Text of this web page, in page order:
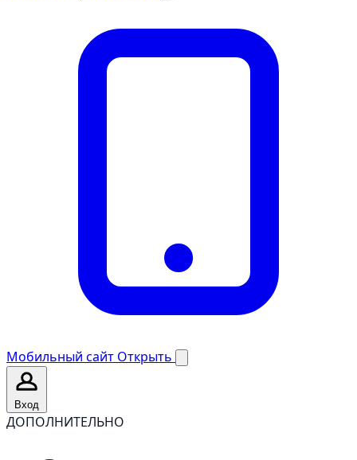
Мобильный сайт Открыть
Вход
ДОПОЛНИТЕЛЬНО